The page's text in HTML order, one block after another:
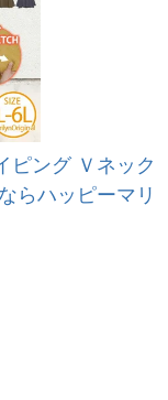
ピング Ｖネック
らハッピーマリ